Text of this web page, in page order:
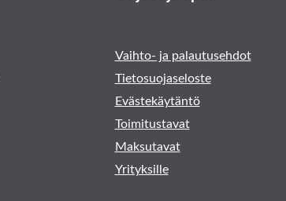
Vaihto- ja palautusehdot
Tietosuojaseloste
Evästekäytäntö
Toimitustavat
Maksutavat
Yrityksille